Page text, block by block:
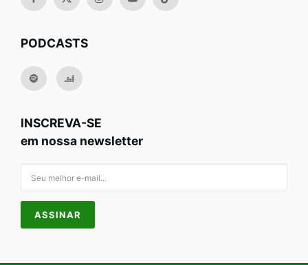
PODCASTS
INSCREVA-SE
em nossa newsletter